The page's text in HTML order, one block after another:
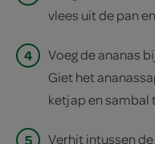
vlees uit de pan
4
Voeg de ananas
Giet het
ketjap en sambal
5
Verhit intussen